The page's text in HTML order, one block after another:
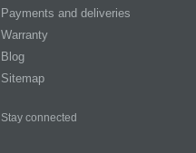
Payments and deliveries
Warranty
Blog
Sitemap
Stay connected